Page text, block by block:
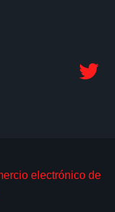
electrónico de